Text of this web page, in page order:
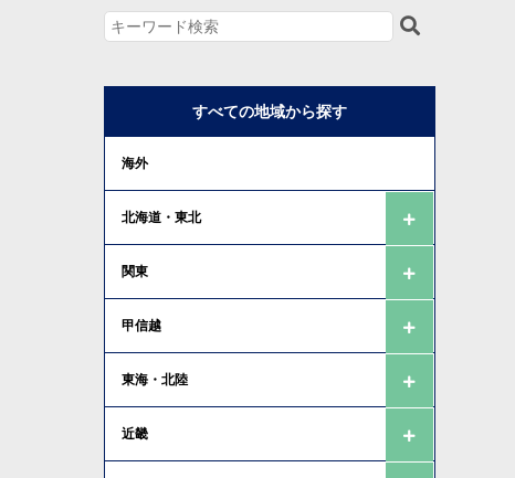
すべての地域から探す
海外
北海道・東北
関東
甲信越
東海・北陸
近畿